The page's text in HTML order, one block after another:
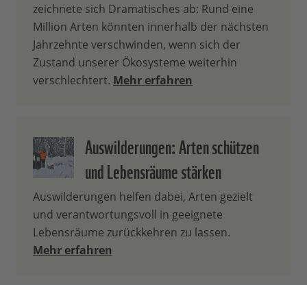
zeichnete sich Dramatisches ab: Rund eine
Million Arten könnten innerhalb der nächsten
Jahrzehnte verschwinden, wenn sich der
Zustand unserer Ökosysteme weiterhin
verschlechtert. Mehr erfahren
Auswilderungen: Arten schützen
und Lebensräume stärken
Auswilderungen helfen dabei, Arten gezielt
und verantwortungsvoll in geeignete
Lebensräume zurückkehren zu lassen.
Mehr erfahren